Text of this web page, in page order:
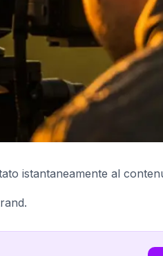
istantaneamente al